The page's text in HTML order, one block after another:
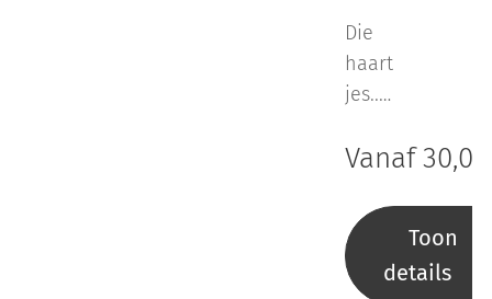
Die
haart
jes...
al!
valt
het
je
Vanaf30,00
Toon
details